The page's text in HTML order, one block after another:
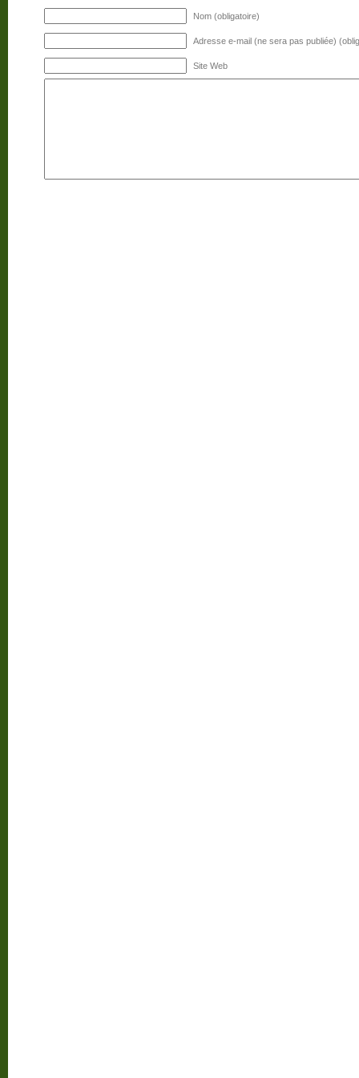
Nom (obligatoire)
Adresse e-mail (ne sera pas publiée)
Site Web